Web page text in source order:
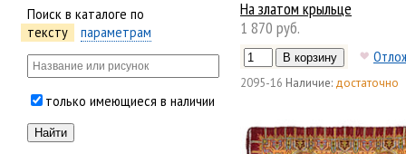
Поиск в каталоге по
тексту
параметрам
только имеющиеся в наличии
На златом крыльце
1 870 руб.
2095-16 Наличие: достаточно